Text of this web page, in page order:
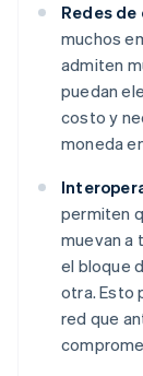
Redes
muchos
admiten
puedan
costo y
moneda
permiten
muevan a
el bloque
otra. Esto
red que